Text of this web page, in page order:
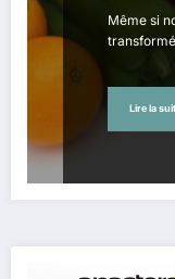
Même si
Lire la